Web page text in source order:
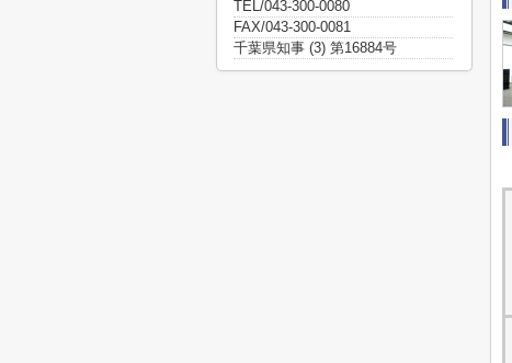
TEL/043-300-0080
FAX/043-300-0081
千葉県知事 (3) 第16884号